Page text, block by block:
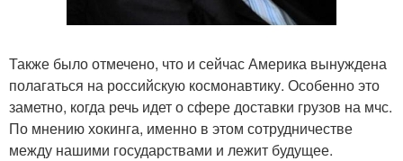
Также было отмечено, что и сейчас Америка вынуждена
полагаться на российскую космонавтику. Особенно это
заметно, когда речь идет о сфере доставки грузов на мчс.
По мнению хокинга, именно в этом сотрудничестве
между нашими государствами и лежит будущее.